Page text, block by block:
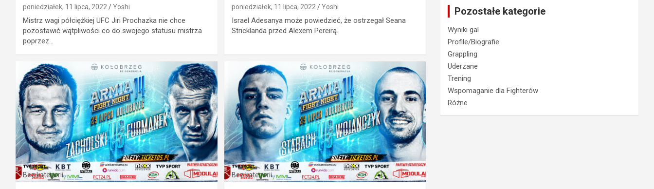
poniedziałek, 11 lipca, 2022 Yoshi
Mistrz wagi półciężkiej UFC Jiri Prochazka nie chce
pozostawić wątpliwości co do swojego statusu mistrza
poprzez…
poniedziałek, 11 lipca, 2022 Yoshi
Israel Adesanya może powiedzieć, że ostrzegał Seana
Stricklanda przed Alexem Pereirą.
Bez kategorii Bez kategorii
Pozostałe kategorie
Wyniki gal
Profile/Biografie
Grappling
Uderzane
Trening
Wspomaganie dla Fighterów
Różne